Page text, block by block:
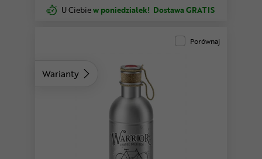
U Ciebiew poniedziałek! Dostawa GRATIS
Warianty
Porównaj